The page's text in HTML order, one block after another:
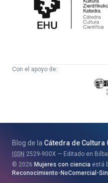
Cultura
Científica
Con el apoyo de:
eta
Blog de la Cátedra de Cultura
ISSN 2529-900X
Editado en
2026 Mujeres con ciencia está
Reconocimiento-NoComercial-